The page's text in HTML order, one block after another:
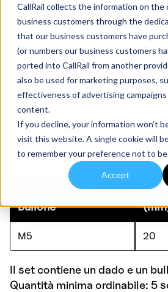
CallRail collects the information on the
business customers through the
that our business customers have
(or numbers our business customers
ported into CallRail from another
also be used for marketing purposes,
effectiveness of advertising
content.
If you decline, your information won’t
visit this website. A single cookie will
to remember your preference not to
Accept
Allumina Zirconia ZTA
M5BOLTA20
in allumina M5 x
£60.00 tasse escluse
M5 Bolt & Nut Ceramic
from Ultra High Purity 99.8%
Alumina Material. Max
around 1700?C.
Dimensione del
bullone
M5 20
Il set contiene un dado e un
Quantità minima ordinabile: 5